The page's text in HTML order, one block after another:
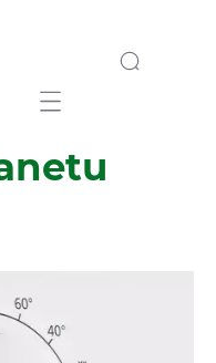
Mobile navigation